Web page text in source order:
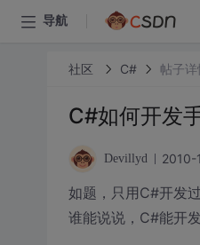
导航
社区 C# 帖子详
C#如何开发
Devillyd 2010-
如题，只用C#开发
谁能说说，C#能开